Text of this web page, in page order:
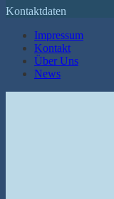
Kontaktdaten
Impressum
Kontakt
Über Uns
News